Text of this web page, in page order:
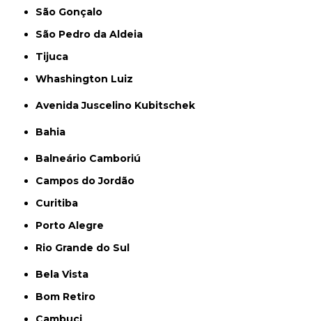
São Gonçalo
São Pedro da Aldeia
Tijuca
Whashington Luiz
Avenida Juscelino Kubitschek
Bahia
Balneário Camboriú
Campos do Jordão
Curitiba
Porto Alegre
Rio Grande do Sul
Bela Vista
Bom Retiro